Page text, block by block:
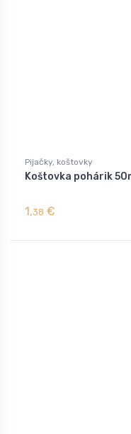
Pijačky, koštovky
Koštovka pohárik
1,38 €